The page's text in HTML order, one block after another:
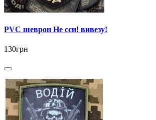
PVC шеврон Не сси! вивезу!
130грн